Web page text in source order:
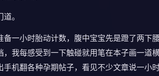
。
备一小时胎动计数，腹中宝宝先是蹬了两下
，我每感受到一下触碰就用笔在本子画一道
手机翻各种孕期帖子，看见不少文章说一小